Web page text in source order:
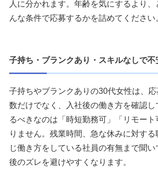
人に分かれます。年齢を気にするより
んな条件で応募するかを詰めてください
子持ち・ブランクあり・スキルなしで不
子持ちやブランクありの30代女性は、
数だけでなく、入社後の働き方を確認し
るべきなのは「時短勤務可」「リモー
りません。残業時間、急な休みに対する
じ働き方をしている社員の有無まで聞
後のズレを避けやすくなります。